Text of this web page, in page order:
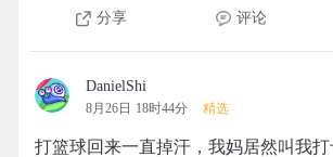
分享 评论
DanielShi
8月26日 18时44分 精选
打篮球回来一直掉汗，我妈居然叫我